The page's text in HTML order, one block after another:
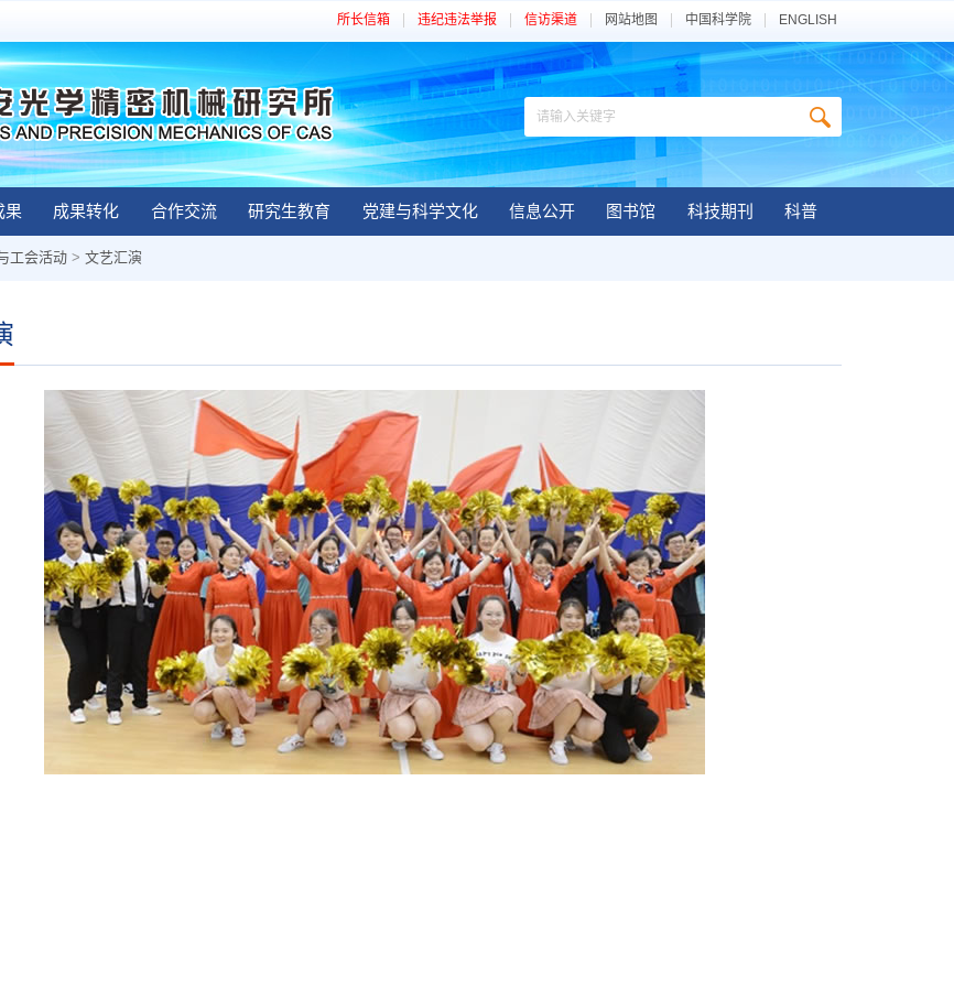
所长信箱 违纪违法举报 信访渠道 网站地图 中国科学院 ENGLISH
果 成果转化 合作交流 研究生教育 党建与科学文化 信息公开 图书馆 科技期刊 科普
工会活动 > 文艺汇演